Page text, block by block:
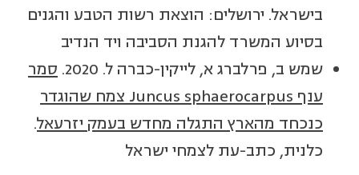
בישראל. ירושלים: הוצאת רשות הטבע והגנים
בסיוע המשרד להגנת הסביבה ויד הנדיב
שמש ב, פרלברג א, לייקין-כברה ל. 2020.
סמר
ענף Juncus sphaerocarpus צמח שהוגדר
כנכחד מהארץ התגלה מחדש בעמק יזרעאל.
כלנית, כתב-עת לצמחי ישראל